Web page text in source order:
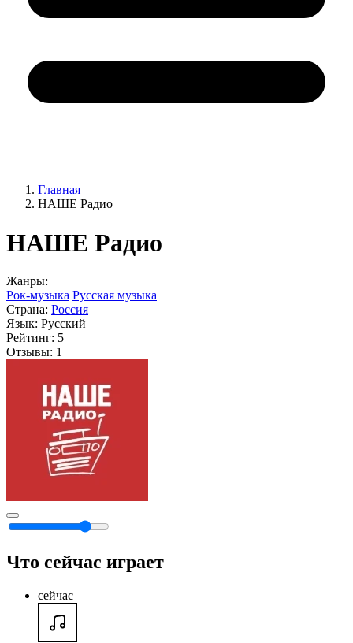
Главная
НАШЕ Радио
НАШЕ Радио
Жанры:
Рок-музыка Русская музыка
Страна: Россия
Язык: Русский
Рейтинг: 5
Отзывы: 1
Что сейчас играет
сейчас